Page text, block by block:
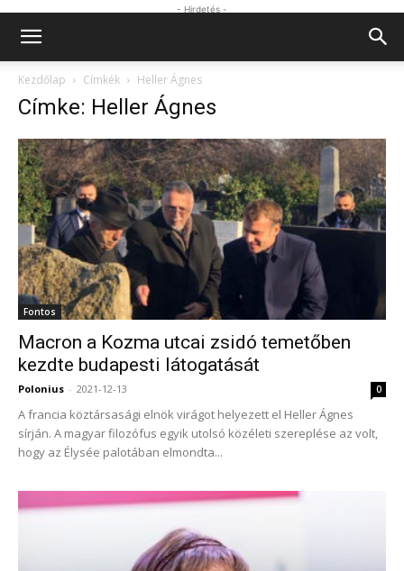
- Hirdetés -
Kezdőlap Címkék Heller Ágnes
Címke: Heller Ágnes
Fontos
Macron a Kozma utcai zsidó temetőben
kezdte budapesti látogatását
Polonius - 2021-12-13 0
A francia köztársasági elnök virágot helyezett el Heller Ágnes
sírján. A magyar filozófus egyik utolsó közéleti szereplése az volt,
hogy az Élysée palotában elmondta...